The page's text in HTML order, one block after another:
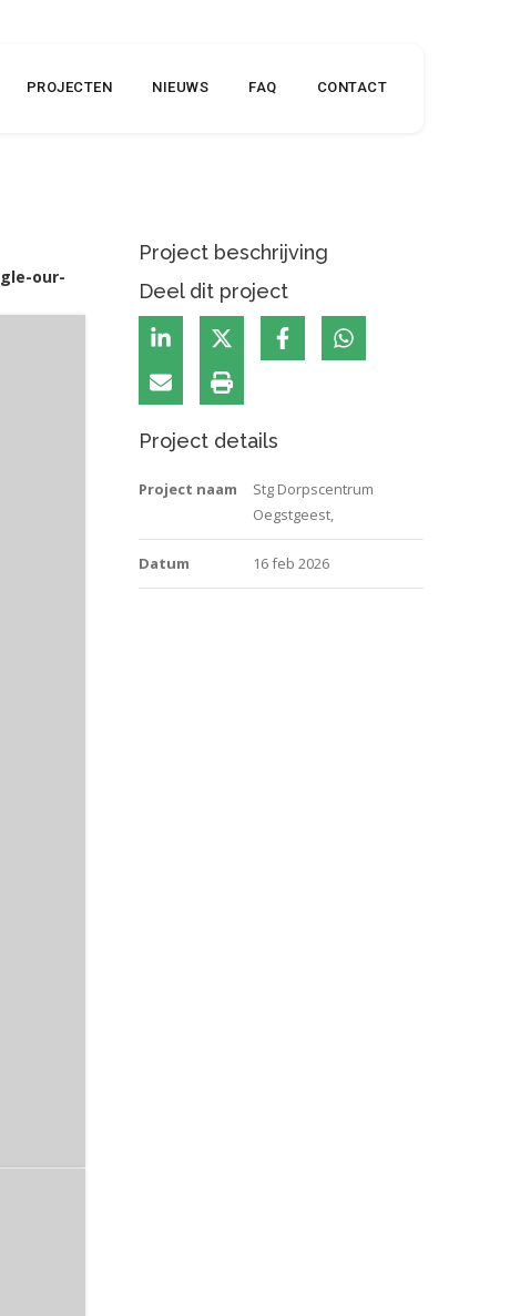
PROJECTEN NIEUWS FAQ CONTACT
our-
Project beschrijving
Deel dit project
Project details
Project naam
Stg Dorpscentrum
Oegstgeest,
Datum 16 feb 2026